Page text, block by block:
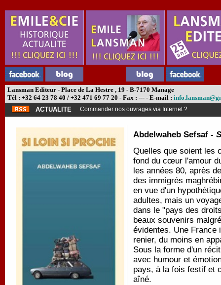
Lansman Editeur - Place de La Hestre , 19 - B-7170 Manage
Tél : +32 64 23 78 40 / +32 471 69 77 20 - Fax : --- - E-mail :
ACTUALITE
Commander nos ouvrages via Internet ?
Abdelwaheb Sefsaf -
Quelles que soient les
fond du cœur l'amour
les années 80, après
des immigrés
en vue d'un
adultes, mais un
dans le "pays des
beaux souvenirs
évidentes. Une France
renier, du moins en
Sous la forme d'un
avec humour et
pays, à la fois festif et
aîné.